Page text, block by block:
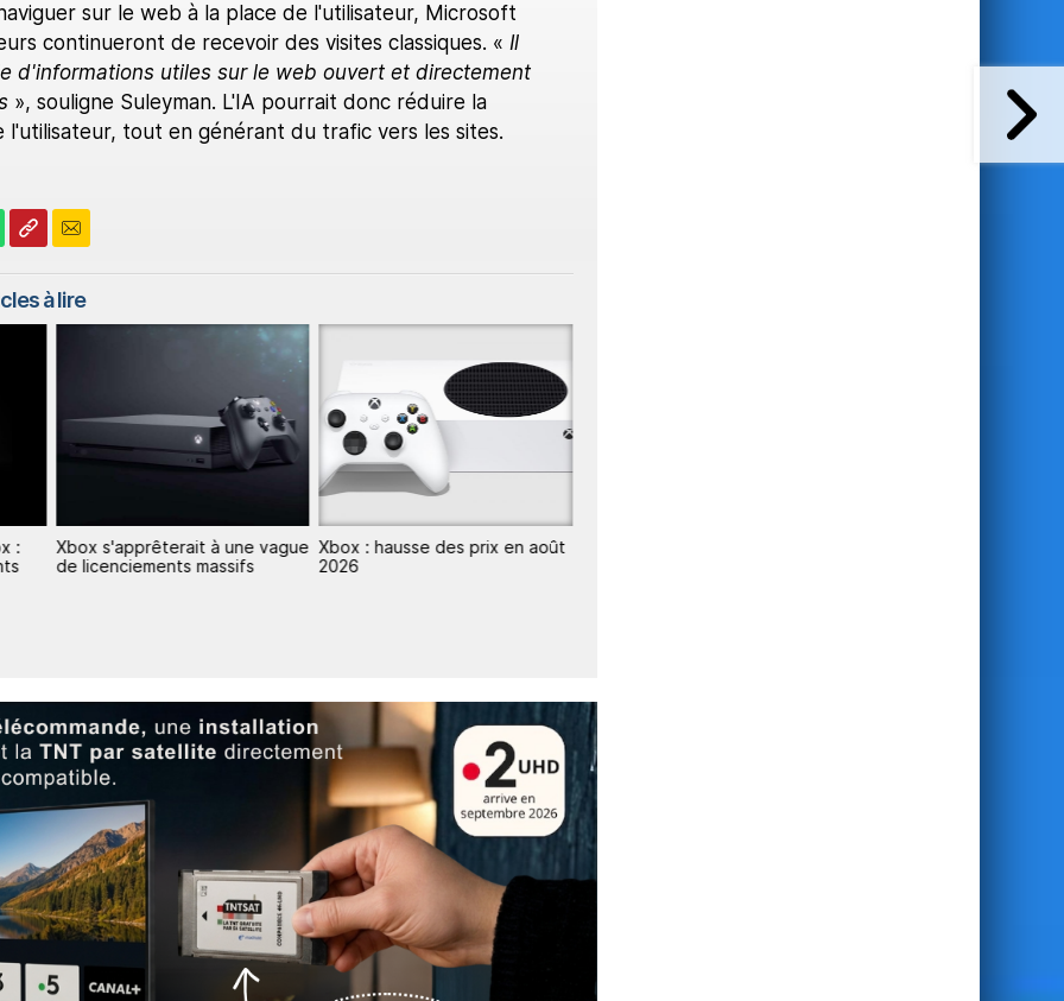
sur le web à la place de l'utilisateur, Microsoft
continueront de recevoir des visites classiques. « Il
d'informations utiles sur le web ouvert et directement
», souligne Suleyman. L'IA pourrait donc réduire la
l'utilisateur, tout en générant du trafic vers les sites.
à lire
:
Xbox s'apprêterait à une vague
de licenciements massifs
Xbox : hausse des prix en août
2026